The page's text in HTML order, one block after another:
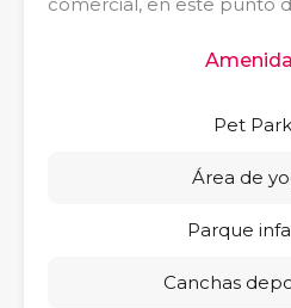
Pet
Área de
Parque
Canchas